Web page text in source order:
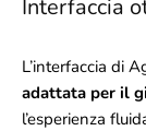
Interfaccia
L’interfaccia di
adattata per il
l’esperienza